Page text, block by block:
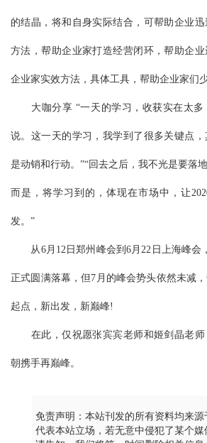
的结晶，将和自身实际结合，可帮助企业
方法，帮助企业家打造经营闭环，帮助企
企业家实效方法，具体工具，帮助企业家们
大咖分享 “一天的学习，收获实在太多
说。这一天的学习，我学到了很多关键点
是动销和行动。”“回去之后，我不光是要落
而是，将学习到的，体现在市场中，让
发。”
从6月12日郑州峰会到6月22日上海峰会
正式圆满落幕，但7月的峰会势头依然未减
起点，新出发，新巅峰!
在此，仅祝愿张宾宾老师和姬剑晶老师
朝携手再巅峰。
免责声明：本站刊发的所有资料均来源
代表本站立场，若无意中侵犯了某个媒